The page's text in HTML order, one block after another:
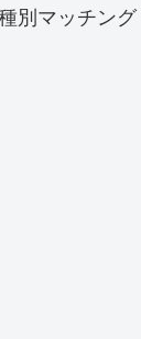
別マッチング